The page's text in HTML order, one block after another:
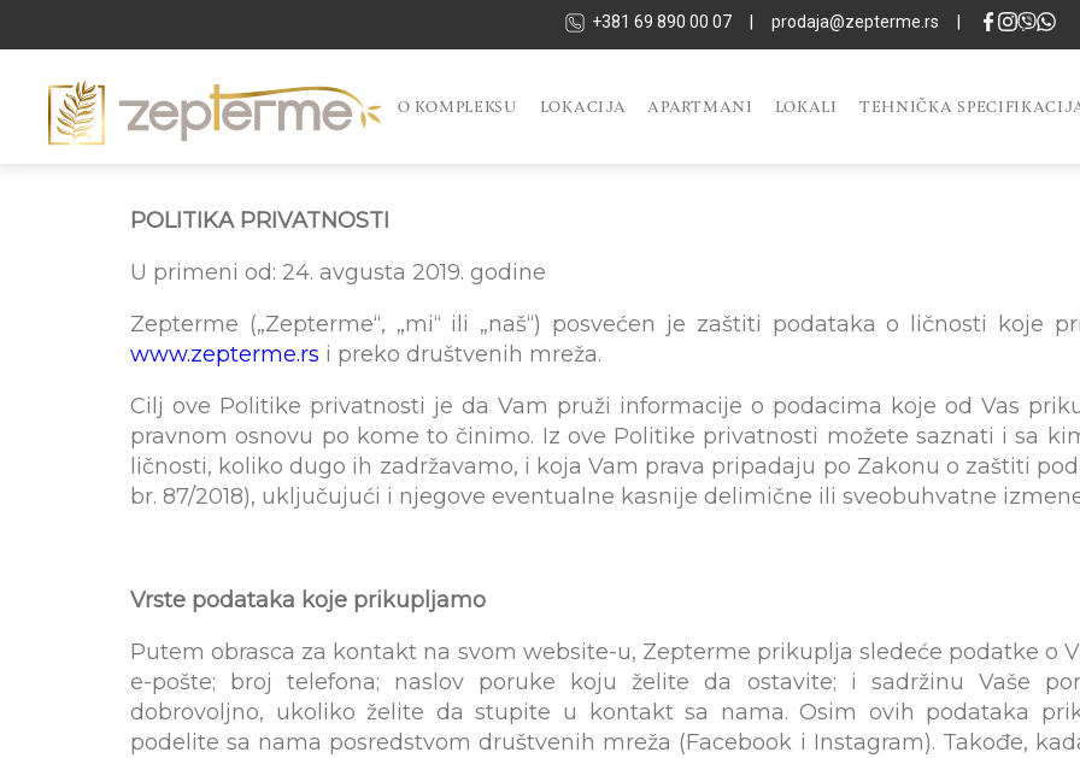
+381 69 890 00 07 prodaja@zepterme.rs
O KOMPLEKSU LOKACIJA APARTMANI LOKALI TEHNIČKA
POLITIKA PRIVATNOSTI
U primeni od: 24. avgusta 2019. godine
Zepterme („Zepterme“, „mi“ ili „naš“) posvećen je zaštiti podataka o ličnosti koje
www.zepterme.rs i preko društvenih mreža.
Cilj ove Politike privatnosti je da Vam pruži informacije o podacima koje od Vas
pravnom osnovu po kome to činimo. Iz ove Politike privatnosti možete saznati i sa
ličnosti, koliko dugo ih zadržavamo, i koja Vam prava pripadaju po Zakonu o zaštiti
br. 87/2018), uključujući i njegove eventualne kasnije delimične ili sveobuhvatne
Vrste podataka koje prikupljamo
Putem obrasca za kontakt na svom website-u, Zepterme prikuplja sledeće podatke o
e-pošte; broj telefona; naslov poruke koju želite da ostavite; i sadržinu Vaše
dobrovoljno, ukoliko želite da stupite u kontakt sa nama. Osim ovih podataka
podelite sa nama posredstvom društvenih mreža (Facebook i Instagram). Takođe,